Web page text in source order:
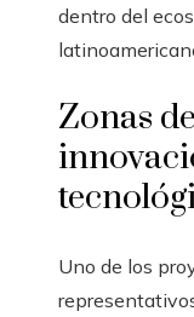
dentro del
Zonas
Uno de los